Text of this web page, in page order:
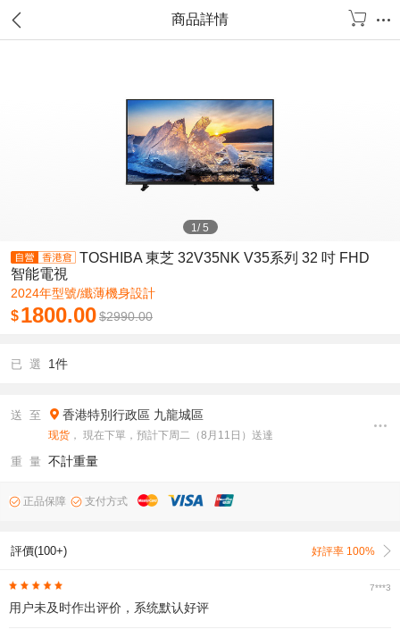
商品詳情
1/5
TOSHIBA 東芝 32V35NK V35系列 32 吋 FHD
智能電視
2024年型號/纖薄機身設計
$1800.00$2990.00
已 選 1件
送 至 香港特別行政區 九龍城區
现货 ， 現在下單，預計下周二（8月11日）送達
重 量 不計重量
正品保障 支付方式
評價(100+) 好評率 100%
7***3
用户未及时作出评价，系统默认好评